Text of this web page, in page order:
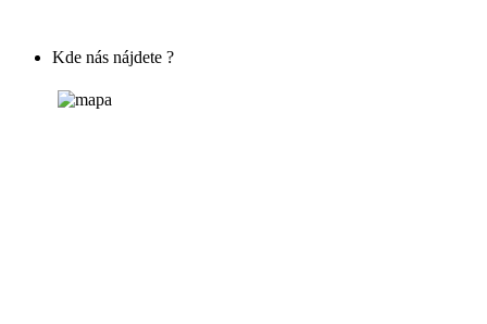
Kde nás nájdete ?